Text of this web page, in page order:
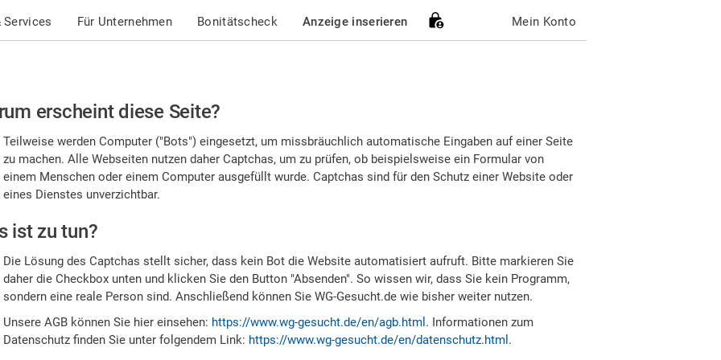
Services Für Unternehmen Bonitätscheck Anzeige inserieren Mein Konto
erscheint diese Seite?
Teilweise werden Computer ("Bots") eingesetzt, um missbräuchlich automatische Eingaben auf einer Seite
zu machen. Alle Webseiten nutzen daher Captchas, um zu prüfen, ob beispielsweise ein Formular von
einem Menschen oder einem Computer ausgefüllt wurde. Captchas sind für den Schutz einer Website oder
eines Dienstes unverzichtbar.
ist zu tun?
Die Lösung des Captchas stellt sicher, dass kein Bot die Website automatisiert aufruft. Bitte markieren Sie
daher die Checkbox unten und klicken Sie den Button "Absenden". So wissen wir, dass Sie kein Programm,
sondern eine reale Person sind. Anschließend können Sie WG-Gesucht.de wie bisher weiter nutzen.
Unsere AGB können Sie hier einsehen: https://www.wg-gesucht.de/en/agb.html . Informationen zum
Datenschutz finden Sie unter folgendem Link: https://www.wg-gesucht.de/en/datenschutz.html .